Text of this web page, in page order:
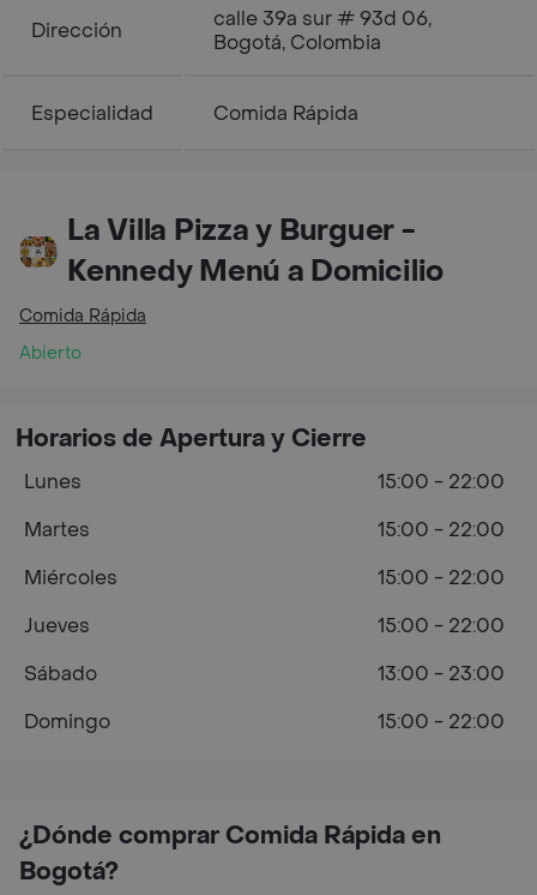
Dirección
calle 39a sur # 93d 06,
Bogotá, Colombia
Especialidad Comida Rápida
La Villa Pizza y Burguer -
Kennedy Menú a Domicilio
Comida Rápida
Abierto
¿Dónde comprar Comida Rápida en
Bogotá?
Horarios de Apertura y Cierre
Lunes
15:00 - 22:00
Martes
15:00 - 22:00
Miércoles
15:00 - 22:00
Jueves
15:00 - 22:00
Sábado
13:00 - 23:00
Domingo
15:00 - 22:00